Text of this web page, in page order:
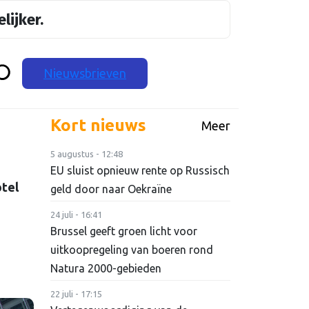
Nieuwsbrieven
Kort nieuws Meer
5 augustus - 12:48
EU sluist opnieuw rente op Russisch
geld door naar Oekraïne
24 juli - 16:41
Brussel geeft groen licht voor
uitkoopregeling van boeren rond
Natura 2000-gebieden
22 juli - 17:15